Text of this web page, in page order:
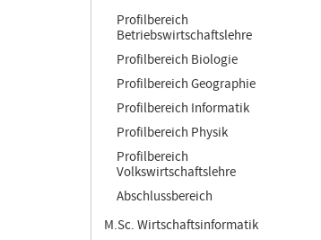
Profilbereich
Betriebswirtschaftslehre
Profilbereich Biologie
Profilbereich Geographie
Profilbereich Informatik
Profilbereich Physik
Profilbereich
Volkswirtschaftslehre
Abschlussbereich
M.Sc. Wirtschaftsinformatik